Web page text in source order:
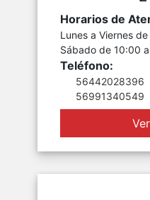
Horarios de
Lunes a Viernes
Sábado de 10:00
Teléfono:
56442028396
56991340549